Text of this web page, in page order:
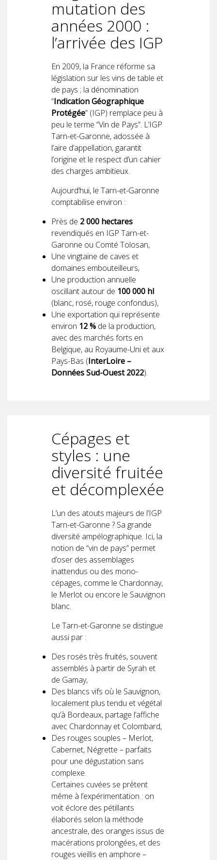
mutation des
années 2000 :
l’arrivée des IGP
En 2009, la France réforme sa
législation sur les vins de table et
de pays ; la dénomination
“Indication Géographique
Protégée” (IGP) remplace peu à
peu le terme “Vin de Pays”. L’IGP
Tarn-et-Garonne, adossée à
l’aire d’appellation, garantit
l’origine et le respect d’un cahier
des charges ambitieux.
Aujourd’hui, le Tarn-et-Garonne
comptabilise environ :
Près de 2 000 hectares
revendiqués en IGP Tarn-et-
Garonne ou Comté Tolosan,
Une vingtaine de caves et
domaines embouteilleurs,
Une production annuelle
oscillant autour de 100 000 hl
(blanc, rosé, rouge confondus),
Une exportation qui représente
environ 12 % de la production,
avec des marchés forts en
Belgique, au Royaume-Uni et aux
Pays-Bas (InterLoire –
Données Sud-Ouest 2022).
Cépages et
styles : une
diversité fruitée
et décomplexée
L’un des atouts majeurs de l’IGP
Tarn-et-Garonne ? Sa grande
diversité ampélographique. Ici, la
notion de “vin de pays” permet
d’oser des assemblages
inattendus ou des mono-
cépages, comme le Chardonnay,
le Merlot ou encore le Sauvignon
blanc.
Le Tarn-et-Garonne se distingue
aussi par :
Des rosés très fruités, souvent
assemblés à partir de Syrah et
de Gamay,
Des blancs vifs où le Sauvignon,
localement plus tendu et végétal
qu’à Bordeaux, partage l’affiche
avec Chardonnay et Colombard,
Des rouges souples – Merlot,
Cabernet, Négrette – parfaits
pour une dégustation sans
complexe.
Certaines cuvées se prêtent
même à l’expérimentation : on
voit éclore des pétillants
élaborés selon la méthode
ancestrale, des oranges issus de
macérations prolongées, et des
rouges vieillis en amphore –